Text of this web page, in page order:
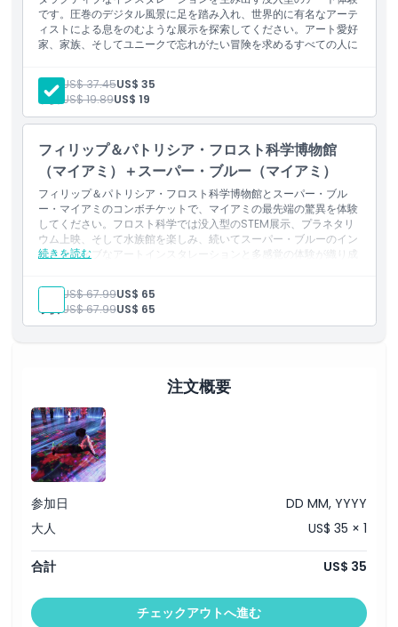
除外事項
営業時間
注意事項
場所
行き方
引換方法
です。圧巻のデジタル風景に足を踏み入れ、世界的に有名なアーテ
ィストによる息をのむような展示を探索してください。アート愛好
家、家族、そしてユニークで忘れがたい冒険を求めるすべての人に
大人: US$ 37.45US$ 35
子供:
US$ 19.89US$ 19
フィリップ＆パトリシア・フロスト科学博物館
（マイアミ）＋スーパー・ブルー（マイアミ）
フィリップ＆パトリシア・フロスト科学博物館とスーパー・ブル
ー・マイアミのコンボチケットで、マイアミの最先端の驚異を体験
してください。フロスト科学では没入型のSTEM展示、プラネタリ
ウム上映、そして水族館を楽しみ、続いてスーパー・ブルーのイン
タラクティブなアートインスタレーションと多感覚の体験が織り成
性に満ちた一日をマイアミで求めるご家族、アート愛好家、そして
好奇心旺盛な方々に最適です。
続きを読む
大人: US$ 67.99US$ 65
子供:US$ 67.99US$ 65
注文概要
参加日
DD MM, YYYY
大人
US$ 35 × 1
合計 US$ 35
チェックアウトへ進む